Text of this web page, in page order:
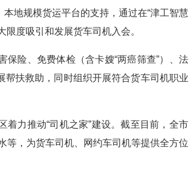
地规模货运平台的支持，通过在“津工智慧
度吸引和发展货车司机入会。
险、免费体检（含卡嫂“两癌筛查”）、法
扶救助，同时组织开展符合货车司机职业
力推动“司机之家”建设。截至目前，全市
等，为货车司机、网约车司机等提供全方位